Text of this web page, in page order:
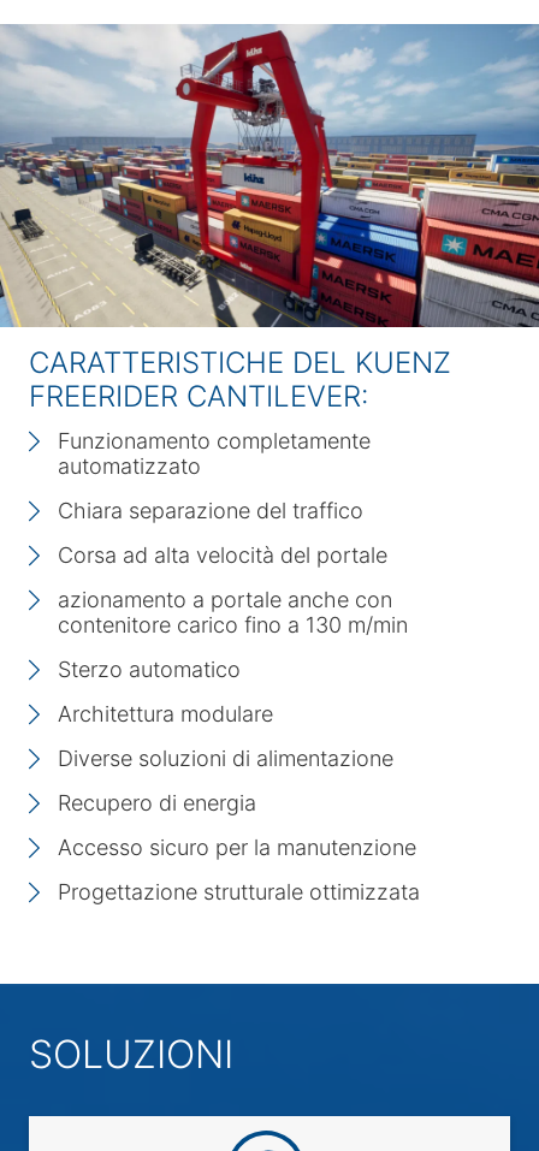
CARATTERISTICHE DEL KUENZ
FREERIDER CANTILEVER:
Funzionamento completamente
automatizzato
Chiara separazione del traffico
Corsa ad alta velocità del portale
azionamento a portale anche con
contenitore carico fino a 130 m/min
Sterzo automatico
Architettura modulare
Diverse soluzioni di alimentazione
Recupero di energia
Accesso sicuro per la manutenzione
Progettazione strutturale ottimizzata
SOLUZIONI